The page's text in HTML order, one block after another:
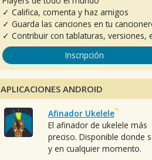
✓ Califica, comenta y haz amigos
✓ Guarda las canciones en tu
✓ Contribuir con tablaturas, versiones,
Inscripción
APLICACIONES ANDROID
Afinador Ukelele
El afinador de ukelele más
preciso. Disponible donde
y en cualquier momento.